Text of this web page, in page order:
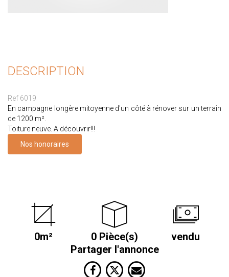
DESCRIPTION
Ref 6019
En campagne longère mitoyenne d'un côté à rénover sur un terrain
de 1200 m².
Toiture neuve. A découvrir!!!
Nos honoraires
0m² 0 Pièce(s)
vendu
Partager l'annonce